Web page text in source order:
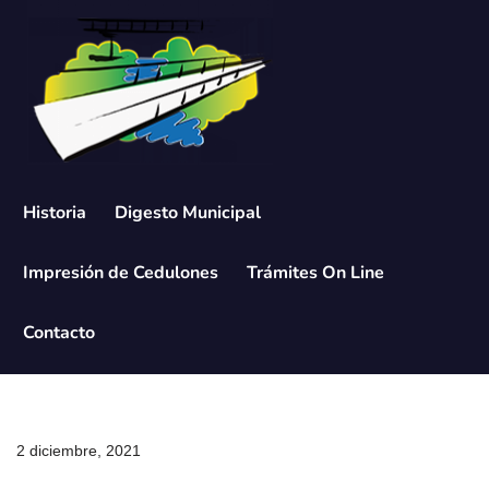
contenido
Historia Digesto Municipal
Impresión de Cedulones Trámites On Line
Contacto
2 diciembre, 2021